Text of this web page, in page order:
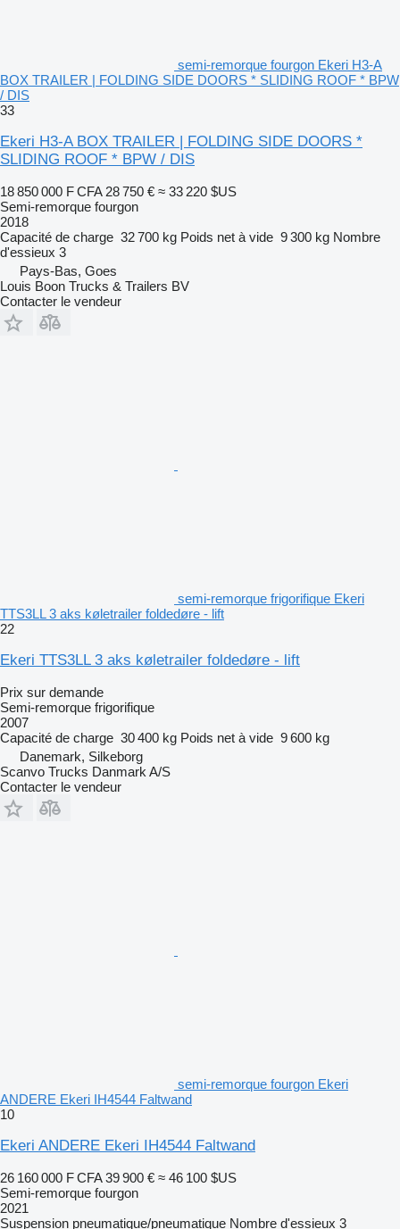
semi-remorque fourgon Ekeri H3-A
BOX TRAILER | FOLDING SIDE DOORS * SLIDING ROOF * BPW
/ DIS
33
Ekeri H3-A BOX TRAILER | FOLDING SIDE DOORS *
SLIDING ROOF * BPW / DIS
18 850 000 F CFA 28 750 € ≈ 33 220 $US
Semi-remorque fourgon
2018
Capacité de charge 32 700 kg Poids net à vide 9 300 kg Nombre
d'essieux 3
Pays-Bas, Goes
Louis Boon Trucks & Trailers BV
Contacter le vendeur
semi-remorque frigorifique Ekeri
TTS3LL 3 aks køletrailer foldedøre - lift
22
Ekeri TTS3LL 3 aks køletrailer foldedøre - lift
Prix sur demande
Semi-remorque frigorifique
2007
Capacité de charge 30 400 kg Poids net à vide 9 600 kg
Danemark, Silkeborg
Scanvo Trucks Danmark A/S
Contacter le vendeur
semi-remorque fourgon Ekeri
ANDERE Ekeri IH4544 Faltwand
10
Ekeri ANDERE Ekeri IH4544 Faltwand
26 160 000 F CFA 39 900 € ≈ 46 100 $US
Semi-remorque fourgon
2021
Suspension pneumatique/pneumatique Nombre d'essieux 3